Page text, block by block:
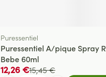
Puressentiel
Puressentiel A/pique Spray
Bebe 60ml
15,45 €
12,26 €